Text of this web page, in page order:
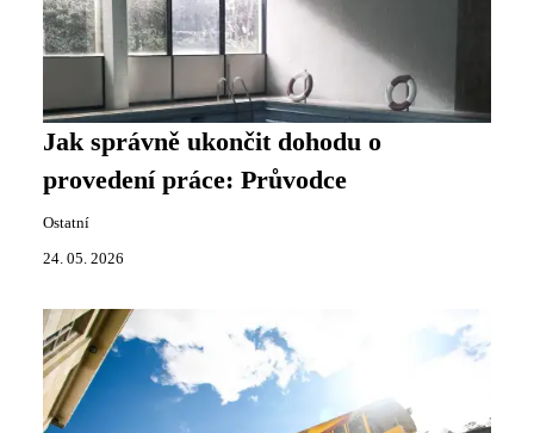
Jak správně ukončit dohodu o
provedení práce: Průvodce
Ostatní
24. 05. 2026